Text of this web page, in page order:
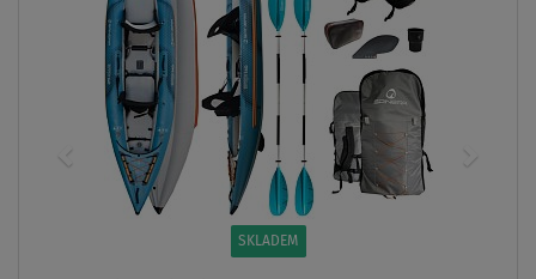
SKLADEM